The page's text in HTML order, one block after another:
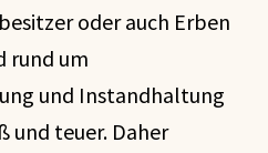
oder auch Erben
rund um
und Instandhaltung
und teuer. Daher